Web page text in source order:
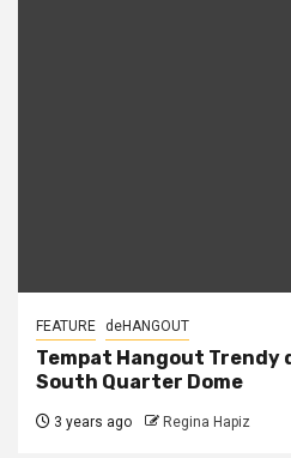
FEATURE deHANGOUT
Tempat Hangout Trendy
South Quarter Dome
3 years ago Regina Hapiz